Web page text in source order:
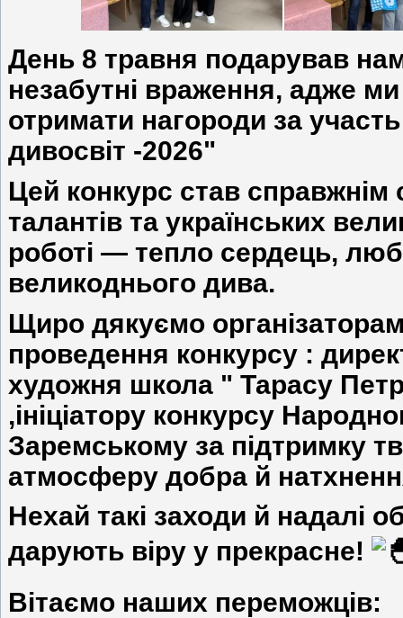
День 8 травня подарував нам
незабутні враження, адже
отримати нагороди за
дивосвіт -2026"
Цей конкурс став справжнім
талантів та українських
роботі — тепло сердець,
великоднього дива.
Щиро дякуємо
проведення конкурсу :
художня школа " Тарасу
,ініціатору конкурсу
Заремському за підтримку
атмосферу добра й
Нехай такі заходи й надалі
дарують віру у прекрасне!
Вітаємо наших переможців: